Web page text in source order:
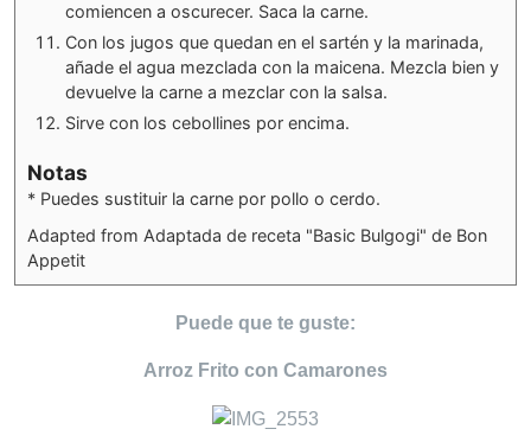
comiencen a oscurecer. Saca la carne.
Con los jugos que quedan en el sartén y la marinada,
añade el agua mezclada con la maicena. Mezcla bien y
devuelve la carne a mezclar con la salsa.
Sirve con los cebollines por encima.
Notas
* Puedes sustituir la carne por pollo o cerdo.
Adapted from Adaptada de receta "Basic Bulgogi" de Bon
Appetit
Puede que te guste:
Arroz Frito con Camarones